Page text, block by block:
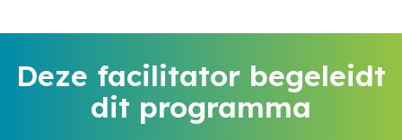
Deze facilitator begeleidt
dit programma